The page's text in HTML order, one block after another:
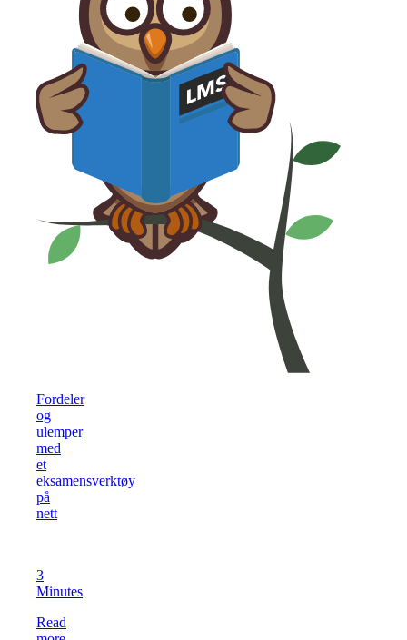
Fordeler
og
ulemper
med
et
eksamensverktøy
på
nett
3
Minutes
Read